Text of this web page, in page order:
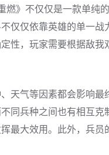
燃》不仅仅是一款单
仅仅依靠英雄的单一
性，玩家需要根据敌
天气等因素都会影响
同兵种之间也有相互
最大效用。此外，兵